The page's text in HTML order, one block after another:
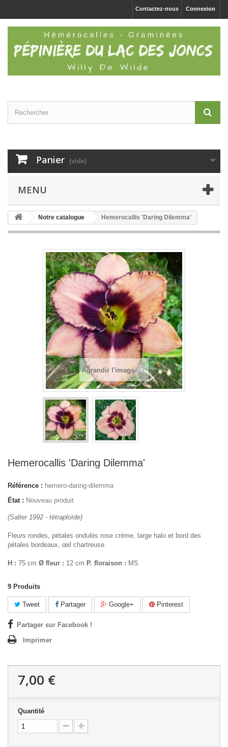
Connexion
Contactez-nous
Panier (vide)
MENU
Notre catalogue Hemerocallis 'Daring Dilemma'
Agrandir l'image
Hemerocallis 'Daring Dilemma'
Référence : hemero-daring-dilemma
État : Nouveau produit
(Salter 1992 - tétraploïde)
Fleurs rondes, pétales ondulés rose crème, large halo et bord des
pétales bordeaux, œil chartreuse.
H : 75 cm Ø fleur : 12 cm P. floraison : MS
9 Produits
Tweet Partager Google+ Pinterest
Partager sur Facebook !
Imprimer
7,00 €
Quantité